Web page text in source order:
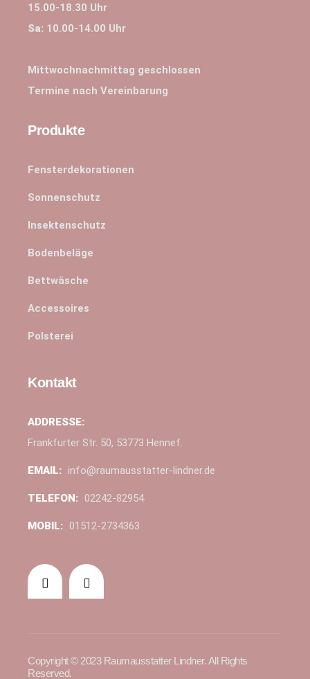
15.00-18.30 Uhr
Sa: 10.00-14.00 Uhr
Mittwochnachmittag geschlossen
Termine nach Vereinbarung
Produkte
Fensterdekorationen
Sonnenschutz
Insektenschutz
Bodenbeläge
Bettwäsche
Accessoires
Polsterei
Kontakt
ADDRESSE:
Frankfurter Str. 50, 53773 Hennef.
EMAIL: info@raumausstatter-lindner.de
TELEFON: 02242-82954
MOBIL: 01512-2734363
Copyright © 2023 Raumausstatter Lindner. All Rights
Reserved.